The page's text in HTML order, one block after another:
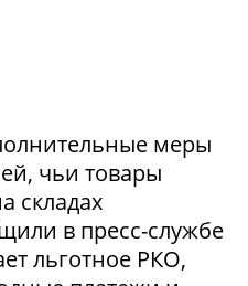
меры
чьи товары
складах
в пресс-службе
льготное РКО,